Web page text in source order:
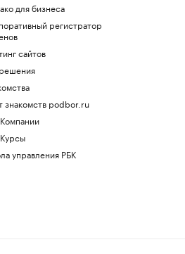
для бизнеса
регистратор
сайтов
знакомств podbor.ru
управления РБК